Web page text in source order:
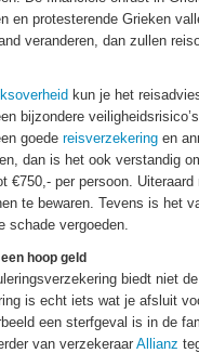
en protesterende Grieken
veranderen, dan zullen
kun je het
bijzondere
goede reisverzekering en
dan is het ook verstandig
€750,- per persoon.
te bewaren. Tevens is het
schade vergoeden.
hoop geld
biedt niet
is echt iets wat je afsluit
een sterfgeval is in de
van verzekeraarAllianz